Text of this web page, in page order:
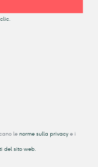
le norme sulla privacy e i
del sito web.